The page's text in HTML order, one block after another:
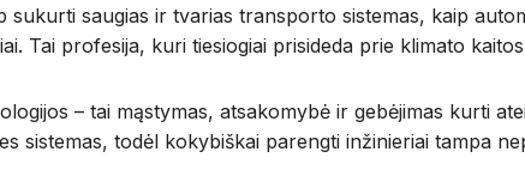
sukurti saugias ir tvarias transporto sistemas, kaip
Tai profesija, kuri tiesiogiai prisideda prie klimato
– tai mąstymas, atsakomybė ir gebėjimas kurti
sistemas, todėl kokybiškai parengti inžinieriai tampa